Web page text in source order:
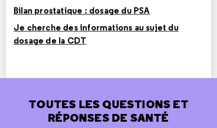
Bilan prostatique : dosage du PSA
Je cherche des informations au sujet du
dosage de la CDT
TOUTES LES QUESTIONS ET
RÉPONSES DE SANTÉ